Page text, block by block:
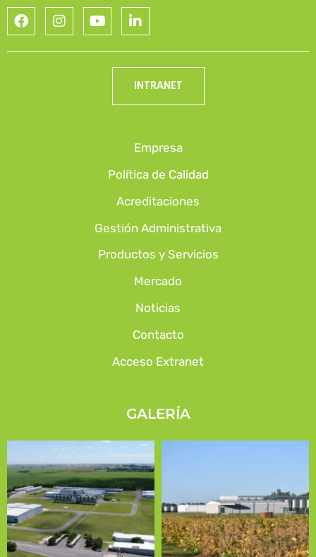
INTRANET
Empresa
Política de Calidad
Acreditaciones
Gestión Administrativa
Productos y Servicios
Mercado
Noticias
Contacto
Acceso Extranet
GALERÍA